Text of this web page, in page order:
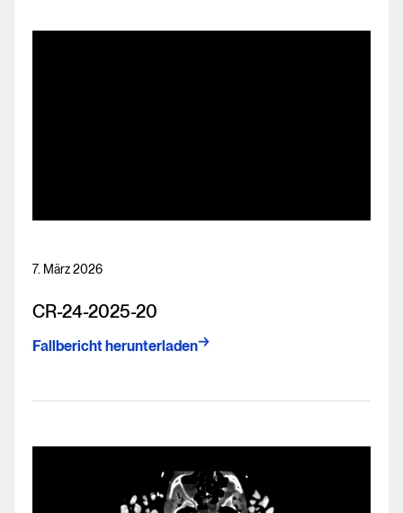
7. März 2026
CR-24-2025-20
Fallbericht herunterladen